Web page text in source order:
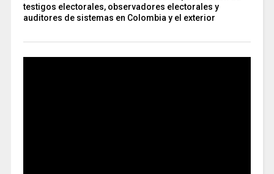
testigos electorales, observadores electorales y
auditores de sistemas en Colombia y el exterior